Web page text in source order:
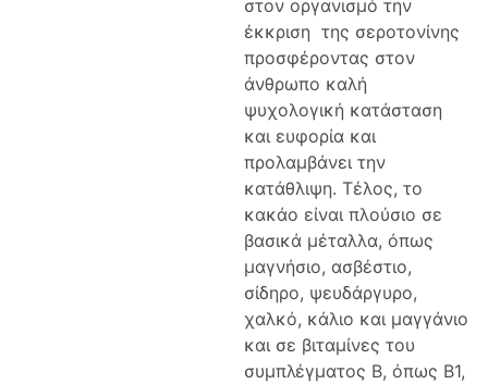
στον οργανισμό την
έκκριση της σεροτονίνης
προσφέροντας στον
άνθρωπο καλή
ψυχολογική κατάσταση
και ευφορία και
προλαμβάνει την
κατάθλιψη. Τέλος, το
κακάο είναι πλούσιο σε
βασικά μέταλλα, όπως
μαγνήσιο, ασβέστιο,
σίδηρο, ψευδάργυρο,
χαλκό, κάλιο και μαγγάνιο
και σε βιταμίνες του
συμπλέγματος Β, όπως Β1,